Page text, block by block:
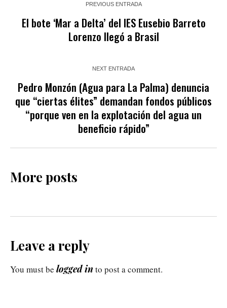
PREVIOUS ENTRADA
El bote ‘Mar a Delta’ del IES Eusebio Barreto
Lorenzo llegó a Brasil
NEXT ENTRADA
Pedro Monzón (Agua para La Palma) denuncia
que “ciertas élites” demandan fondos públicos
“porque ven en la explotación del agua un
beneficio rápido”
More posts
Leave a reply
You must be logged in to post a comment.